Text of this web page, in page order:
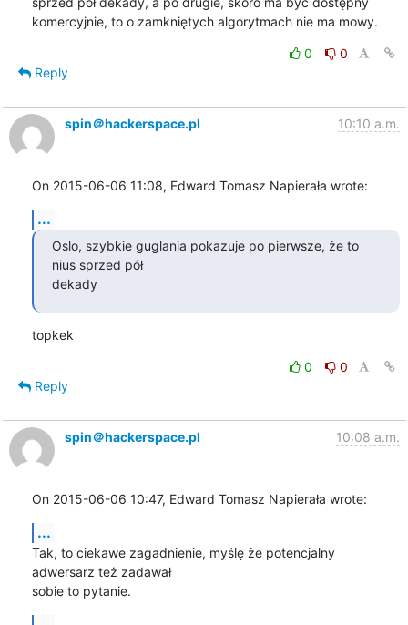
komercyjnie, to o zamkniętych algorytmach nie ma mowy.
0
0
Reply
spin＠hackerspace.pl 10:10 a.m.
On 2015-06-06 11:08, Edward Tomasz Napierała wrote:
...
Oslo, szybkie guglania pokazuje po pierwsze, że to
nius sprzed pół
dekady
topkek
0
0
Reply
spin＠hackerspace.pl 10:08 a.m.
On 2015-06-06 10:47, Edward Tomasz Napierała wrote:
...
Tak, to ciekawe zagadnienie, myślę że potencjalny
adwersarz też zadawał
sobie to pytanie.